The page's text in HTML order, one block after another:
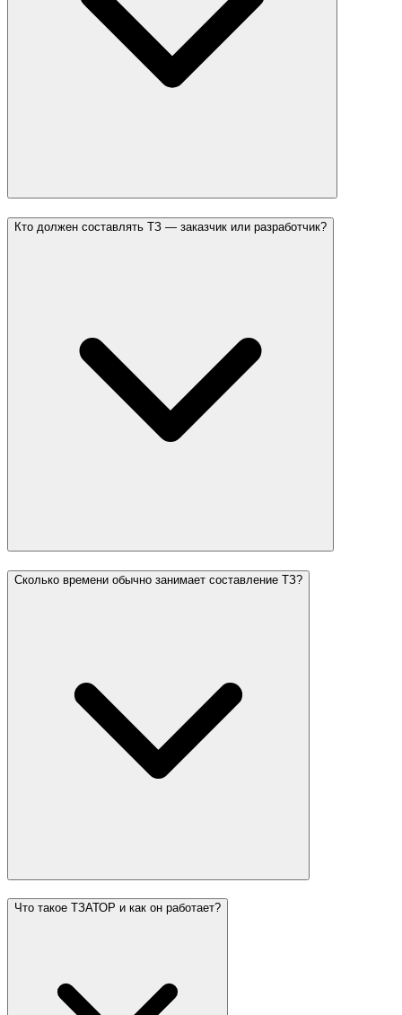
Кто должен составлять ТЗ — заказчик или разработчик?
Сколько времени обычно занимает составление ТЗ?
Что такое ТЗАТОР и как он работает?